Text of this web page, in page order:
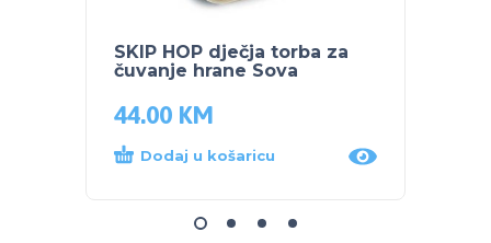
SKIP HOP dječja torba za
čuvanje hrane Sova
44.00 KM
Dodaj u košaricu